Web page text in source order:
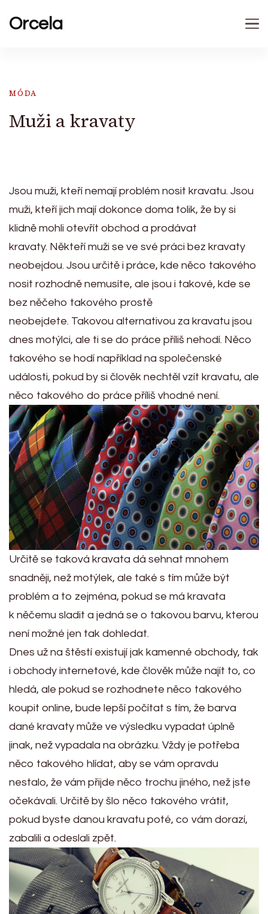
Orcela
MÓDA
Muži a kravaty
Jsou muži, kteří nemají problém nosit kravatu. Jsou
muži, kteří jich mají dokonce doma tolik, že by si
klidně mohli otevřít obchod a prodávat
kravaty. Někteří muži se ve své práci bez kravaty
neobejdou. Jsou určitě i práce, kde něco takového
nosit rozhodně nemusíte, ale jsou i takové, kde se
bez něčeho takového prostě
neobejdete. Takovou alternativou za kravatu jsou
dnes motýlci, ale ti se do práce příliš nehodí. Něco
takového se hodí například na společenské
události, pokud by si člověk nechtěl vzít kravatu, ale
něco takového do práce příliš vhodné není.
Určitě se taková kravata dá sehnat mnohem
snadněji, než motýlek, ale také s tím může být
problém a to zejména, pokud se má kravata
k něčemu sladit a jedná se o takovou barvu, kterou
není možné jen tak dohledat.
Dnes už na štěstí existují jak kamenné obchody, tak
i obchody internetové, kde člověk může najít to, co
hledá, ale pokud se rozhodnete něco takového
koupit online, bude lepší počítat s tím, že barva
dané kravaty může ve výsledku vypadat úplně
jinak, než vypadala na obrázku. Vždy je potřeba
něco takového hlídat, aby se vám opravdu
nestalo, že vám přijde něco trochu jiného, než jste
očekávali. Určitě by šlo něco takového vrátit,
pokud byste danou kravatu poté, co vám dorazí,
zabalili a odeslali zpět.